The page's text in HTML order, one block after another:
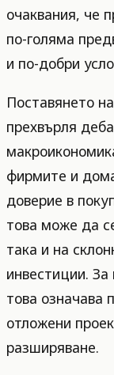
очаквания, че
по-голяма
и по-добри
Поставянето
прехвърля
фирмите и
доверие в
това може да
така и на
инвестиции.
това означава
отложени
разширяване.